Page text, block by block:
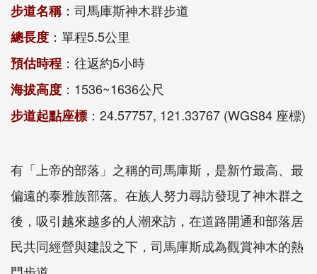
步道名稱：司馬庫斯神木群步道
總長度 ：單程5.5公里
預估時程 ：往返約5小時
海拔高度 ：1536~1636公尺
步道起點座標 ：24.57757, 121.33767 (WGS84 座標)
有「上帝的部落」之稱的司馬庫斯，是新竹最高、最
偏遠的泰雅族部落。在族人努力尋訪發現了神木群之
後，吸引越來越多的人潮來訪，在道路開通和部落居
民共同經營與建設之下，司馬庫斯成為觀賞神木的熱